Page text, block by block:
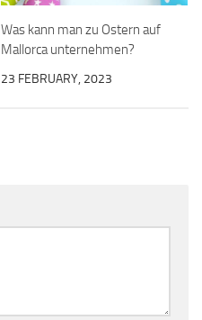
Was kann man zu Ostern auf
Mallorca unternehmen?
23 FEBRUARY, 2023